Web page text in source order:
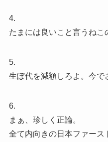
4.
たまには良いこと言うねこ
5.
生ぽ代を減額しろよ。今で
6.
まぁ、珍しく正論。
全て内向きの日本ファース